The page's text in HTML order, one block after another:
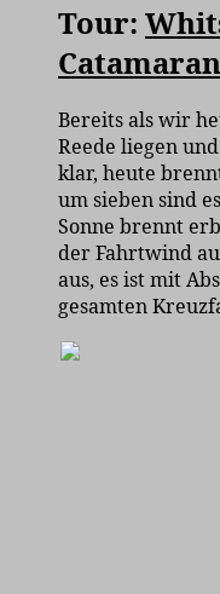
Tour:
Bereits als wir
Reede liegen
klar, heute
um sieben sind
Sonne brennt
der Fahrtwind
aus, es ist mit
gesamten